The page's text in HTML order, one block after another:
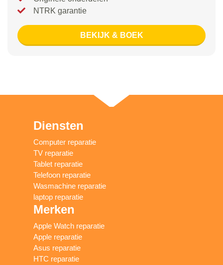
NTRK garantie
BEKIJK & BOEK
Diensten
Computer reparatie
TV reparatie
Tablet reparatie
Telefoon reparatie
Wasmachine reparatie
laptop reparatie
Merken
Apple Watch reparatie
Apple reparatie
Asus reparatie
HTC reparatie